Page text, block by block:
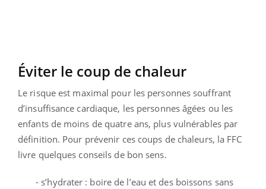
Éviter le coup de chaleur
Le risque est maximal pour les personnes souffrant
d’insuffisance cardiaque, les personnes âgées ou les
enfants de moins de quatre ans, plus vulnérables par
définition. Pour prévenir ces coups de chaleurs, la FFC
livre quelques conseils de bon sens.
- s’hydrater : boire de l’eau et des boissons sans